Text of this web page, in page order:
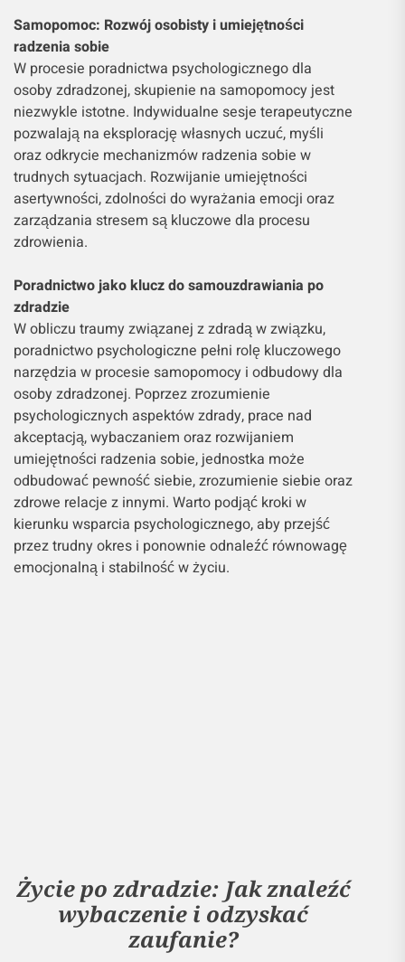
Samopomoc: Rozwój osobisty i umiejętności
radzenia sobie
W procesie poradnictwa psychologicznego dla
osoby zdradzonej, skupienie na samopomocy jest
niezwykle istotne. Indywidualne sesje terapeutyczne
pozwalają na eksplorację własnych uczuć, myśli
oraz odkrycie mechanizmów radzenia sobie w
trudnych sytuacjach. Rozwijanie umiejętności
asertywności, zdolności do wyrażania emocji oraz
zarządzania stresem są kluczowe dla procesu
zdrowienia.
Poradnictwo jako klucz do samouzdrawiania po
zdradzie
W obliczu traumy związanej z zdradą w związku,
poradnictwo psychologiczne pełni rolę kluczowego
narzędzia w procesie samopomocy i odbudowy dla
osoby zdradzonej. Poprzez zrozumienie
psychologicznych aspektów zdrady, prace nad
akceptacją, wybaczaniem oraz rozwijaniem
umiejętności radzenia sobie, jednostka może
odbudować pewność siebie, zrozumienie siebie oraz
zdrowe relacje z innymi. Warto podjąć kroki w
kierunku wsparcia psychologicznego, aby przejść
przez trudny okres i ponownie odnaleźć równowagę
emocjonalną i stabilność w życiu.
Życie po zdradzie: Jak znaleźć
wybaczenie i odzyskać
zaufanie?